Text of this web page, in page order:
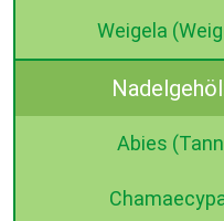
Weigela
Abies